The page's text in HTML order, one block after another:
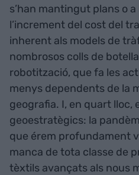
s’han mantingut plans o
l’increment del cost del
inherent als models de
nombrosos colls de
robotització, que fa les
menys dependents de la
geografia. I, en quart lloc,
geoestratègics: la
que érem profundament
manca de tota classe de
tèxtils avançats als nous